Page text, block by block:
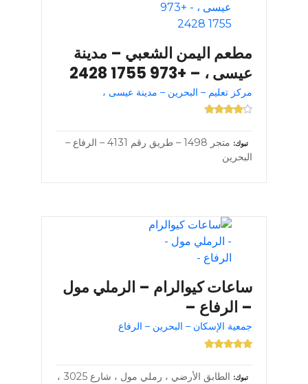
مطعم اليمن الشعبي – مدينة
عيسى ، – +973 1755 2428
مركز تعليم – البحرين – مدينة عيسى ،
تبوك
متجر 1498 – طريق رقم 4131 – الرفاع –
البحرين
ساعات كيوالرام – الرملي مول
– الرفاع –
جمعية الإسكان – البحرين – الرفاع
تبوك
الطابق الأرضي ، رملي مول ، شارع 3025 ،